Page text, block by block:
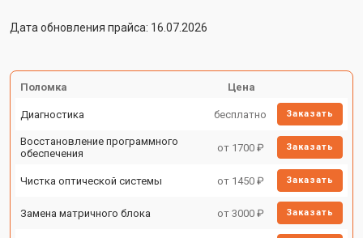
Дата обновления прайса: 16.07.2026
Поломка Цена
Диагностика бесплатно Заказать
Восстановление программного
обеспечения
от 1700 ₽ Заказать
Чистка оптической системы от 1450 ₽ Заказать
Замена матричного блока от 3000 ₽ Заказать